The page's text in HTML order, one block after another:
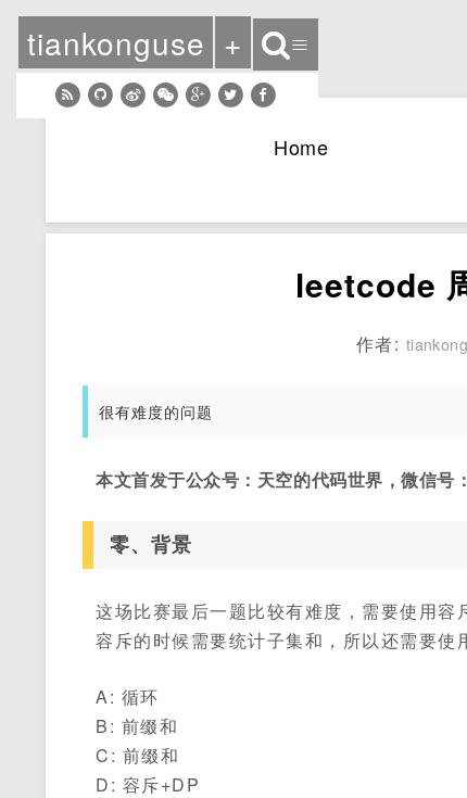
Home
leetcode
作者:
很有难度的问题
本文首发于公众号：天空的代码世界，微信
零、背景
这场比赛最后一题比较有难度，需要使用容
容斥的时候需要统计子集和，所以还需要使
A: 循环
B: 前缀和
C: 前缀和
D: 容斥+DP
tiankonguse + ≡